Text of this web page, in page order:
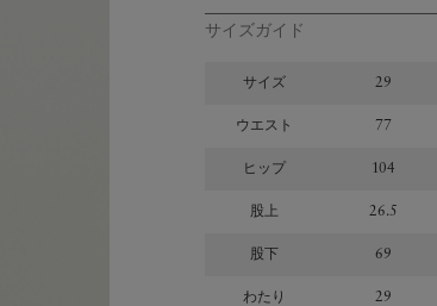
サイズガイド
サイズ 29
ウエスト 77
ヒップ 104
股上 26.5
股下 69
わたり 29